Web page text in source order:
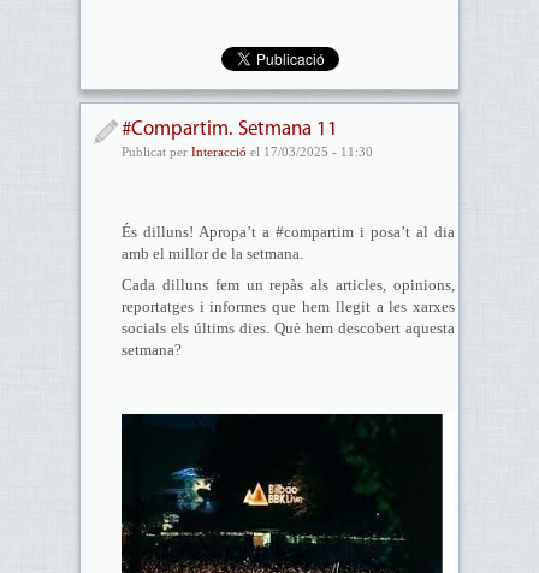
#Compartim. Setmana 11
Publicat per Interacció el 17/03/2025 - 11:30
És dilluns! Apropa’t a #compartim i posa’t al dia
amb el millor de la setmana.
Cada dilluns fem un repàs als articles, opinions,
reportatges i informes que hem llegit a les xarxes
socials els últims dies. Què hem descobert aquesta
setmana?